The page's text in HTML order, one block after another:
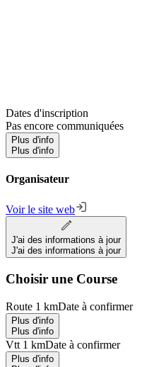
Dates d'inscription
Pas encore communiquées
Plus d'info
Plus d'info
Organisateur
Voir le site web
J'ai des informations à jour
J'ai des informations à jour
Choisir une Course
Route 1 kmDate à confirmer
Plus d'info
Plus d'info
Vtt 1 kmDate à confirmer
Plus d'info